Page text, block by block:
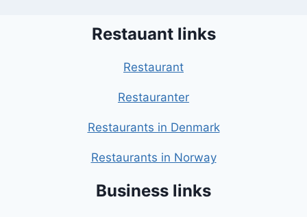
Restauant links
Restaurant
Restauranter
Restaurants in Denmark
Restaurants in Norway
Business links